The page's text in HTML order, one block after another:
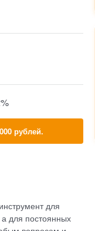
рублей.
для
для постоянных